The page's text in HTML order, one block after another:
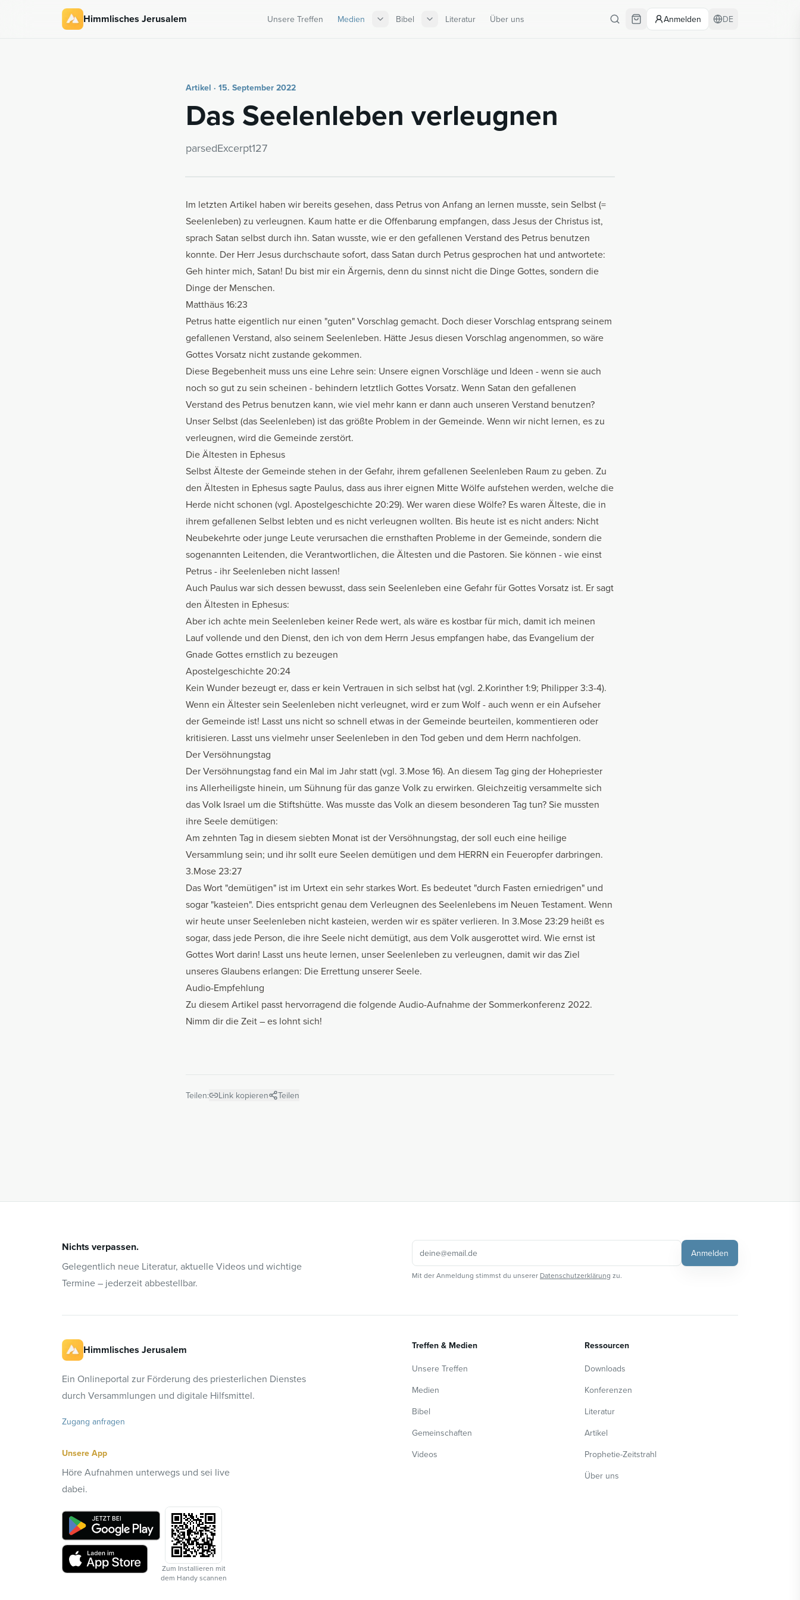
Himmlisches Jerusalem Unsere Treffen Medien Bibel Literatur Über uns Anmelden DE
Artikel · 15. September 2022
Das See­len­le­ben ver­leug­nen
par­se­dE­x­cerpt127
Im letzten Artikel haben wir bereits gesehen, dass Petrus von Anfang an lernen musste, sein Selbst (=
Seelenleben) zu verleugnen. Kaum hatte er die Offenbarung empfangen, dass Jesus der Christus ist,
sprach Satan selbst durch ihn. Satan wusste, wie er den gefallenen Verstand des Petrus benutzen
konnte. Der Herr Jesus durchschaute sofort, dass Satan durch Petrus gesprochen hat und antwortete:
Geh hinter mich, Satan! Du bist mir ein Ärgernis, denn du sinnst nicht die Dinge Gottes, sondern die
Dinge der Menschen.
Matthäus 16:23
Petrus hatte eigentlich nur einen "guten" Vorschlag gemacht. Doch dieser Vorschlag entsprang seinem
gefallenen Verstand, also seinem Seelenleben. Hätte Jesus diesen Vorschlag angenommen, so wäre
Gottes Vorsatz nicht zustande gekommen.
Diese Begebenheit muss uns eine Lehre sein: Unsere eignen Vorschläge und Ideen - wenn sie auch
noch so gut zu sein scheinen - behindern letztlich Gottes Vorsatz. Wenn Satan den gefallenen
Verstand des Petrus benutzen kann, wie viel mehr kann er dann auch unseren Verstand benutzen?
Unser Selbst (das Seelenleben) ist das größte Problem in der Gemeinde. Wenn wir nicht lernen, es zu
verleugnen, wird die Gemeinde zerstört.
Die Ältesten in Ephesus
Selbst Älteste der Gemeinde stehen in der Gefahr, ihrem gefallenen Seelenleben Raum zu geben. Zu
den Ältesten in Ephesus sagte Paulus, dass aus ihrer eignen Mitte Wölfe aufstehen werden, welche die
Herde nicht schonen (vgl. Apostelgeschichte 20:29). Wer waren diese Wölfe? Es waren Älteste, die in
ihrem gefallenen Selbst lebten und es nicht verleugnen wollten. Bis heute ist es nicht anders: Nicht
Neubekehrte oder junge Leute verursachen die ernsthaften Probleme in der Gemeinde, sondern die
sogenannten Leitenden, die Verantwortlichen, die Ältesten und die Pastoren. Sie können - wie einst
Petrus - ihr Seelenleben nicht lassen!
Auch Paulus war sich dessen bewusst, dass sein Seelenleben eine Gefahr für Gottes Vorsatz ist. Er sagt
den Ältesten in Ephesus:
Aber ich achte mein Seelenleben keiner Rede wert, als wäre es kostbar für mich, damit ich meinen
Lauf vollende und den Dienst, den ich von dem Herrn Jesus empfangen habe, das Evangelium der
Gnade Gottes ernstlich zu bezeugen
Apostelgeschichte 20:24
Kein Wunder bezeugt er, dass er kein Vertrauen in sich selbst hat (vgl. 2.Korinther 1:9; Philipper 3:3-4).
Wenn ein Ältester sein Seelenleben nicht verleugnet, wird er zum Wolf - auch wenn er ein Aufseher
der Gemeinde ist! Lasst uns nicht so schnell etwas in der Gemeinde beurteilen, kommentieren oder
kritisieren. Lasst uns vielmehr unser Seelenleben in den Tod geben und dem Herrn nachfolgen.
Der Versöhnungstag
Der Versöhnungstag fand ein Mal im Jahr statt (vgl. 3.Mose 16). An diesem Tag ging der Hohepriester
ins Allerheiligste hinein, um Sühnung für das ganze Volk zu erwirken. Gleichzeitig versammelte sich
das Volk Israel um die Stiftshütte. Was musste das Volk an diesem besonderen Tag tun? Sie mussten
ihre Seele demütigen:
Am zehnten Tag in diesem siebten Monat ist der Versöhnungstag, der soll euch eine heilige
Versammlung sein; und ihr sollt eure Seelen demütigen und dem HERRN ein Feueropfer darbringen.
3.Mose 23:27
Das Wort "demütigen" ist im Urtext ein sehr starkes Wort. Es bedeutet "durch Fasten erniedrigen" und
sogar "kasteien". Dies entspricht genau dem Verleugnen des Seelenlebens im Neuen Testament. Wenn
wir heute unser Seelenleben nicht kasteien, werden wir es später verlieren. In 3.Mose 23:29 heißt es
sogar, dass jede Person, die ihre Seele nicht demütigt, aus dem Volk ausgerottet wird. Wie ernst ist
Gottes Wort darin! Lasst uns heute lernen, unser Seelenleben zu verleugnen, damit wir das Ziel
unseres Glaubens erlangen: Die Errettung unserer Seele.
Audio-Empfehlung
Zu diesem Artikel passt hervorragend die folgende Audio-Aufnahme derSommerkonferenz 2022.
Nimm dir die Zeit – es lohnt sich!
Teilen: Link kopieren Teilen
Nichts verpassen.
Gelegentlich neue Literatur, aktuelle Videos und wichtige
Termine – jederzeit abbestellbar.
Anmelden
Mit der Anmeldung stimmst du unserer Datenschutzerklärung zu.
Himmlisches Jerusalem
Ein Onlineportal zur Förderung des priesterlichen Dienstes
durch Versammlungen und digitale Hilfsmittel.
Zugang anfragen
Unsere App
Höre Aufnahmen unterwegs und sei live
dabei.
Zum Installieren mit
dem Handy scannen
Treffen & Medien
Unsere Treffen
Medien
Bibel
Gemeinschaften
Videos
Ressourcen
Downloads
Konferenzen
Literatur
Artikel
Prophetie-Zeitstrahl
Über uns